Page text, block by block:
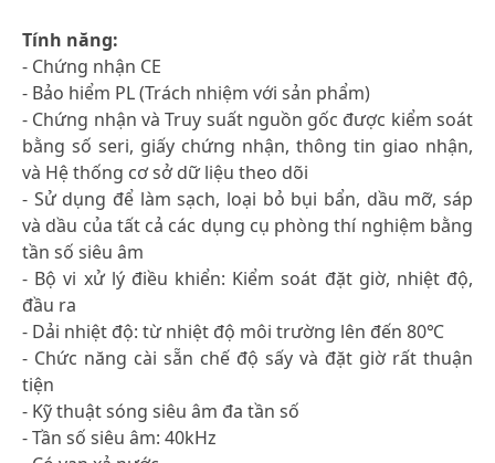
Tính năng:
- Chứng nhận CE
- Bảo hiểm PL (Trách nhiệm với sản phẩm)
- Chứng nhận và Truy suất nguồn gốc được kiểm soát
bằng số seri, giấy chứng nhận, thông tin giao nhận,
và Hệ thống cơ sở dữ liệu theo dõi
- Sử dụng để làm sạch, loại bỏ bụi bẩn, dầu mỡ, sáp
và dầu của tất cả các dụng cụ phòng thí nghiệm bằng
tần số siêu âm
- Bộ vi xử lý điều khiển: Kiểm soát đặt giờ, nhiệt độ,
đầu ra
- Dải nhiệt độ: từ nhiệt độ môi trường lên đến 80℃
- Chức năng cài sẵn chế độ sấy và đặt giờ rất thuận
tiện
- Kỹ thuật sóng siêu âm đa tần số
- Tần số siêu âm: 40kHz